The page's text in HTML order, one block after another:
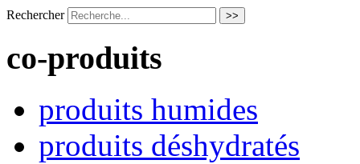
Rechercher >>
co-produits
produits humides
produits déshydratés